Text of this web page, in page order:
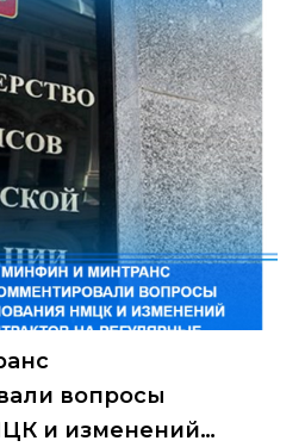
вопросы
и изменений